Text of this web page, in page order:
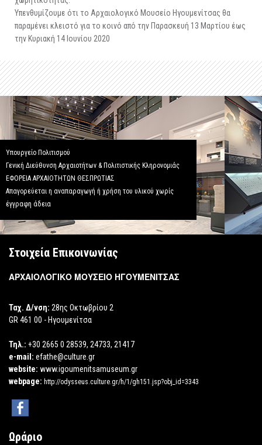
Υπενθυμίζουμε ότι το Αρχαιολογικό Μουσείο Ηγουμενίτσας θα
παραμένει κλειστό για το κοινό από την Παρασκευή 13 Μαρτίου έως
την Κυριακή 14 Ιουνίου 2020
Υπουργείο Πολιτισμού
Γενική Διεύθυνση Αρχαιοτήτων & Πολιτιστικής Κληρονομιάς
ΕΦΟΡΕΙΑ ΑΡΧΑΙΟΤΗΤΩΝ ΘΕΣΠΡΩΤΙΑΣ
Απαγορεύεται η αναπαραγωγή ή χρήση του υλικού χωρίς
έγγραφη άδεια
Στοιχεία Επικοινωνίας
ΑΡΧΑΙΟΛΟΓΙΚΟ ΜΟΥΣΕΙΟ ΗΓΟΥΜΕΝΙΤΣΑΣ
Ταχ. Δ/νση: 28ης Οκτωβρίου 2
GR 461 00 - Ηγουμενίτσα
Τηλ.: +30 2665 0 28539, 24733, 21417
e-mail: efathe@culture.gr
website: www.igoumenitsamuseum.gr
webpage: http://odysseus.culture.gr/h/1/gh151.jsp?obj_id=3343
Ωράριο